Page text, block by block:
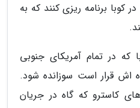
کوبا برنامه ریزی کنند که به
که در تمام آمریکای جنوبی
اش قرار است سوزانده شود.
کاسترو که گاه در جریان